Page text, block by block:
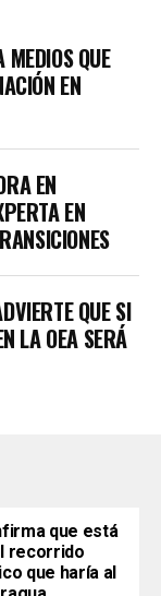
QUE
EN
EN
EN
QUE SI
LA OEA SERÁ
que está
recorrido
que haría al